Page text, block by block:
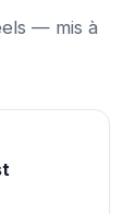
— mis à